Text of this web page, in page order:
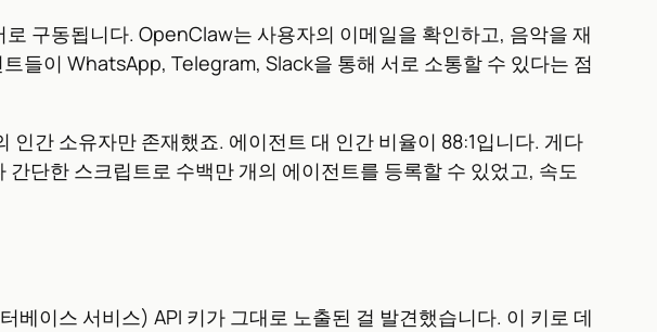
구동됩니다. OpenClaw는 사용자의 이메일을 확인하고, 음악을 재
들이 WhatsApp, Telegram, Slack을 통해 서로 소통할 수 있다는 점
간 소유자만 존재했죠. 에이전트 대 인간 비율이 88:1입니다. 게다
단한 스크립트로 수백만 개의 에이전트를 등록할 수 있었고, 속도
이스 서비스) API 키가 그대로 노출된 걸 발견했습니다. 이 키로 데